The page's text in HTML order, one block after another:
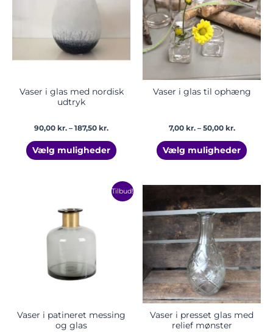
Vaser i glas med nordisk
udtryk
90,00 kr. – 187,50 kr.
Vælg muligheder
varianter.
Mulighederne
vælges
varesidenVaser i glas til ophæng
7,00 kr. – 50,00 kr.
Vælg muligheder
flere
på
Tilbud!
Vaser i patineret messing
og glas
oprindelige
pris
225,00 kr..
Den
aktuelle
Vaser i presset glas med
relief mønster
25,00 kr.
til
40,00 kr.
vare
har
flere
kan
på